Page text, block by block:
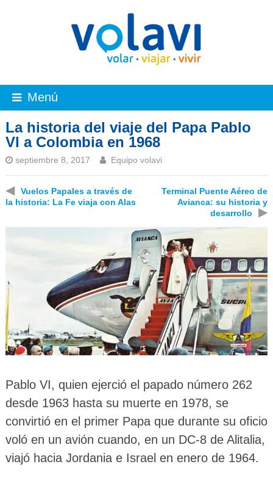
Menú
La historia del viaje del Papa Pablo
VI a Colombia en 1968
septiembre 8, 2017 Equipo volavi
◀
Vuelos Papales a través de
la historia: La Fe viaja con Alas
Terminal Puente Aéreo de
Avianca: su historia y
desarrollo
▶
Pablo VI, quien ejerció el papado número 262
desde 1963 hasta su muerte en 1978, se
convirtió en el primer Papa que durante su oficio
voló en un avión cuando, en un DC-8 de Alitalia,
viajó hacia Jordania e Israel en enero de 1964.